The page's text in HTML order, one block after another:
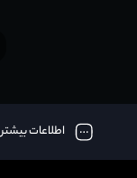
اطلاعات بیشتر